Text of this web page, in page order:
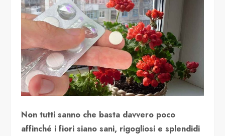
Non tutti sanno che basta davvero poco
affinché i fiori siano sani, rigogliosi e splendidi